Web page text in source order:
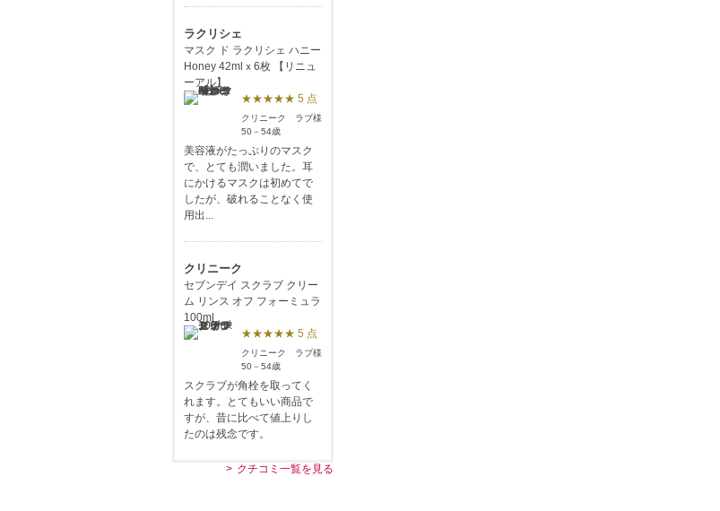
ラクリシェ
マスク ド ラクリシェ ハニー
Honey 42mlｘ6枚 【リニュ
ーアル】
★★★★★ 5 点
クリニーク ラブ様
50－54歳
美容液がたっぷりのマスク
で、とても潤いました。耳
にかけるマスクは初めてで
したが、破れることなく使
用出...
クリニーク
セブンデイ スクラブ クリー
ム リンス オフ フォーミュラ
100ml
★★★★★ 5 点
クリニーク ラブ様
50－54歳
スクラブが角栓を取ってく
れます。とてもいい商品で
すが、昔に比べて値上りし
たのは残念です。
クチコミ一覧を見る